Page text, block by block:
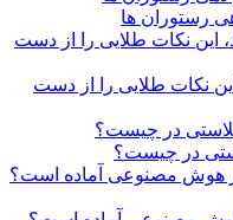
رستوران ها
نکات طلایی را از دست
در چیست؟